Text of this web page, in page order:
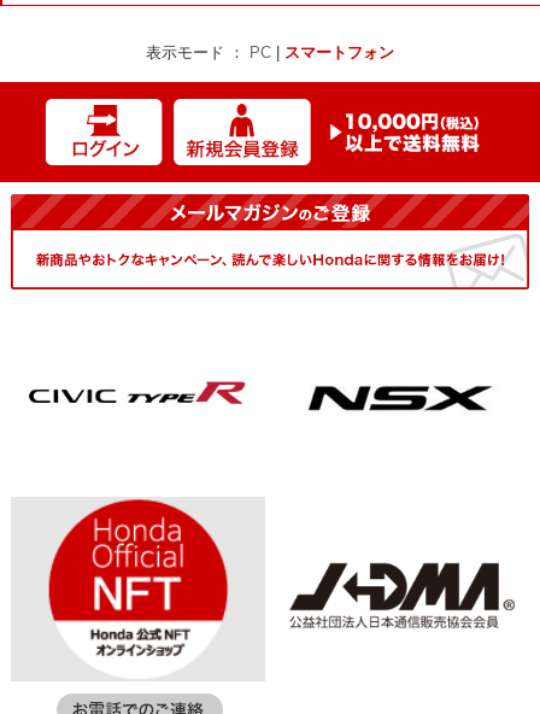
表示モード ： PC | スマートフォン